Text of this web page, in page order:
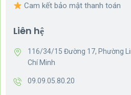
Cam kết bảo mật thanh toán
Liên hệ
116/34/15 Đường 17, Phường
Chí Minh
09.09.05.80.20